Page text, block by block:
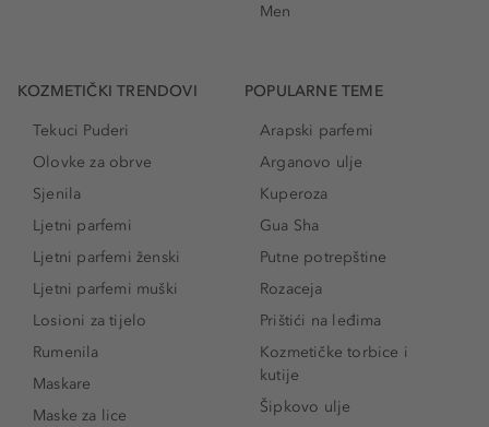
Men
KOZMETIČKI TRENDOVI
Tekuci Puderi
Olovke za obrve
Sjenila
Ljetni parfemi
Ljetni parfemi ženski
Ljetni parfemi muški
Losioni za tijelo
Rumenila
Maskare
Maske za lice
POPULARNE TEME
Arapski parfemi
Arganovo ulje
Kuperoza
Gua Sha
Putne potrepštine
Rozaceja
Prištići na leđima
Kozmetičke torbice i
kutije
Šipkovo ulje